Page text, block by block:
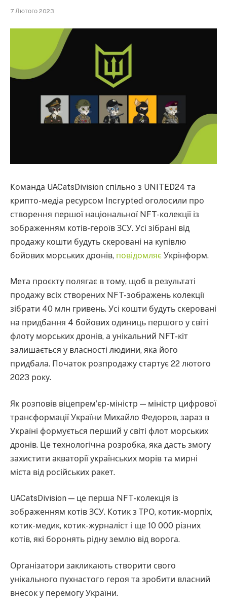
7 Лютого 2023
Команда UACatsDivision спільно з UNITED24 та
крипто-медіа ресурсом Incrypted оголосили про
створення першої національної NFT-колекції із
зображенням котів-героїв ЗСУ. Усі зібрані від
продажу кошти будуть скеровані на купівлю
бойових морських дронів, повідомляє Укрінформ.
Мета проєкту полягає в тому, щоб в результаті
продажу всіх створених NFT-зображень колекції
зібрати 40 млн гривень. Усі кошти будуть скеровані
на придбання 4 бойових одиниць першого у світі
флоту морських дронів, а унікальний NFТ-кіт
залишається у власності людини, яка його
придбала. Початок розпродажу стартує 22 лютого
2023 року.
Як розповів віцепремʼєр-міністр — міністр цифрової
трансформації України Михайло Федоров, зараз в
Україні формується перший у світі флот морських
дронів. Це технологічна розробка, яка дасть змогу
захистити акваторії українських морів та мирні
міста від російських ракет.
UACatsDivision — це перша NFT-колекція із
зображенням котів ЗСУ. Котик з ТРО, котик-морпіх,
котик-медик, котик-журналіст і ще 10 000 різних
котів, які боронять рідну землю від ворога.
Організатори закликають створити свого
унікального пухнастого героя та зробити власний
внесок у перемогу України.